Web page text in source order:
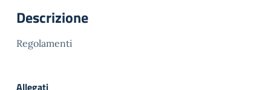
Descrizione
Regolamenti
Allegati